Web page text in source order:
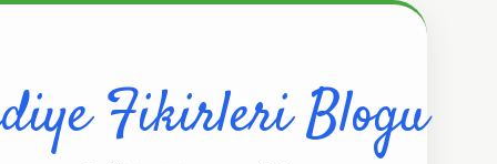
Fikirleri Blogu